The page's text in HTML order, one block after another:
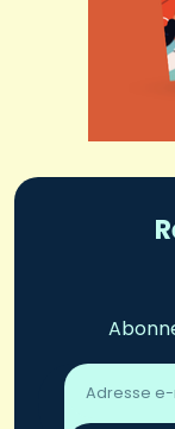
Adresse
email